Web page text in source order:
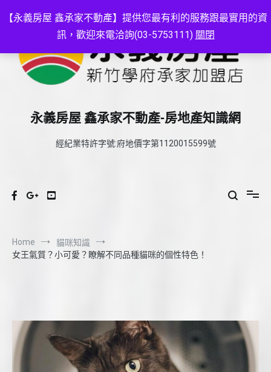
【永義房屋 鑫承家不動產】提供您最有利的服務跟最實用的資
訊，歡迎來電洽詢(03-5753111) 關閉
永義房屋 鑫承家不動產-房地產知識網
經紀業特許字號:府地價字第1120015599號
Home
貓咪知識
女王氣質？小可愛？瞭解不同品種貓咪的個性特色！